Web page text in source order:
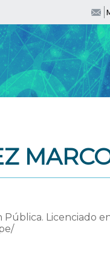
Licenciado